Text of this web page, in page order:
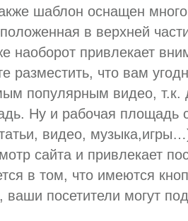
шаблон оснащен
в верхней
наоборот привлекает
разместить, что вам
популярным видео, т.к.
Ну и рабочая площадь
видео,
сайта и привлекает
в том, что имеются
ваши посетители могут